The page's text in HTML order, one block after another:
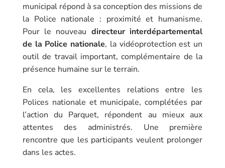
municipal répond à sa conception des missions de
la Police nationale : proximité et humanisme.
Pour le nouveau directeur interdépartemental
de la Police nationale, la vidéoprotection est un
outil de travail important, complémentaire de la
présence humaine sur le terrain.
En cela, les excellentes relations entre les
Polices nationale et municipale, complétées par
l’action du Parquet, répondent au mieux aux
attentes des administrés. Une première
rencontre que les participants veulent prolonger
dans les actes.